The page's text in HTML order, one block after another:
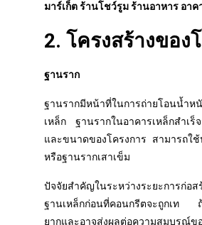
มาร์เก็ต ร้านโชว์รูม ร้านอาหาร อาค
2. โครงสร้างของ
ฐานราก
ฐานรากมีหน้าที่ในการถ่ายโอนน้ำ
เหล็ก ฐานรากในอาคารเหล็กสำเร็
และขนาดของโครงการ สามารถใ
หรือฐานรากเสาเข็ม
ปัจจัยสำคัญในระหว่างระยะการก่อ
ฐานเหล็กก่อนที่คอนกรีตจะถูกเท ถ้
ยากและอาจส่งผลต่อความสมบูรณ์ข